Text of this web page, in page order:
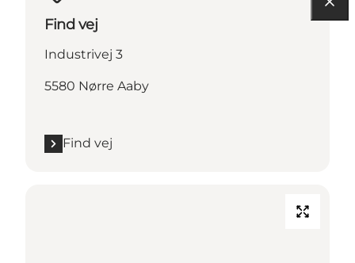
Find vej
Industrivej 3
5580 Nørre Aaby
Find vej